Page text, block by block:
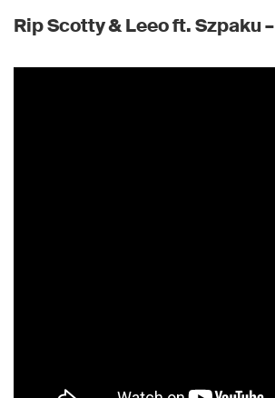
Rip Scotty & Leeo ft. Szpaku –